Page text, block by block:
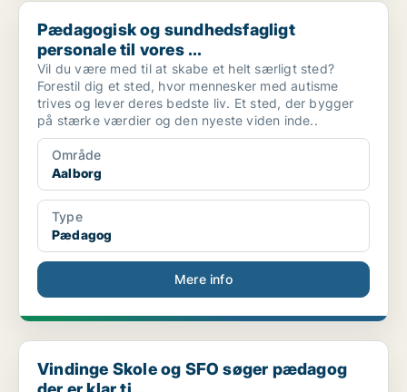
Pædagogisk og sundhedsfagligt personale til vores ...
Pædagogisk og sundhedsfagligt
personale til vores ...
Vil du være med til at skabe et helt særligt sted?
Forestil dig et sted, hvor mennesker med autisme
trives og lever deres bedste liv. Et sted, der bygger
på stærke værdier og den nyeste viden inde..
Område
Aalborg
Type
Pædagog
Mere info
Vindinge Skole og SFO søger pædagog der er klar ti...
Vindinge Skole og SFO søger pædagog